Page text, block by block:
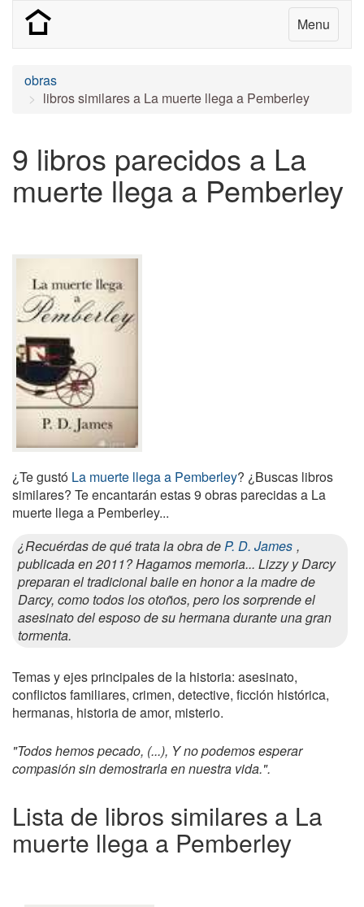
Menu
obras
libros similares a La muerte llega a Pemberley
9 libros parecidos a La
muerte llega a Pemberley
¿Te gustó La muerte llega a Pemberley? ¿Buscas libros
similares? Te encantarán estas 9 obras parecidas a La
muerte llega a Pemberley...
¿Recuérdas de qué trata la obra deP. D. James ,
publicada en 2011? Hagamos memoria... Lizzy y Darcy
preparan el tradicional baile en honor a la madre de
Darcy, como todos los otoños, pero los sorprende el
asesinato del esposo de su hermana durante una gran
tormenta.
Temas y ejes principales de la historia: asesinato,
conflictos familiares, crimen, detective, ficción histórica,
hermanas, historia de amor, misterio.
"Todos hemos pecado, (...), Y no podemos esperar
compasión sin demostrarla en nuestra vida.".
Lista de libros similares a La
muerte llega a Pemberley